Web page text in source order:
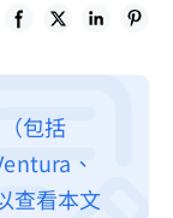
包括
、
查看本文